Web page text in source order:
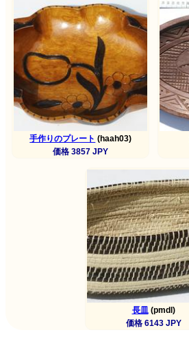
手作りのプレート (haah03)
価格 3857 JPY
長皿(pmdl)
価格 6143 JPY